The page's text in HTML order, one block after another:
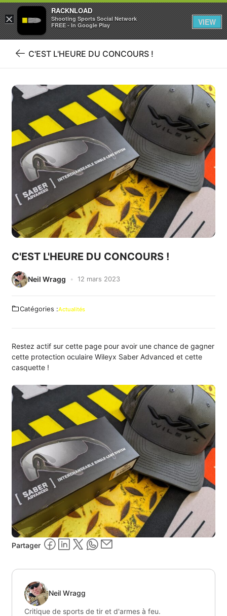
Se connecter S'inscrire
Retour
blog
C'EST L'HEURE DU CONCOURS !
C'EST L'HEURE DU CONCOURS !
Neil Wragg 12 mars 2023
Catégories :Actualités
Restez actif sur cette page pour avoir une chance de gagner
cette protection oculaire Wileyx Saber Advanced et cette
casquette !
Partager
Neil Wragg
Critique de sports de tir et d'armes à feu.
×
RACKNLOAD
Shooting Sports Social Network
FREE - In Google Play
VIEW